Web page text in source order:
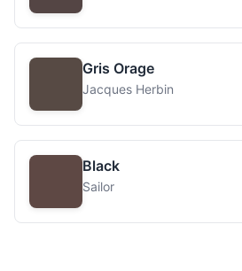
Gris Orage
Jacques Herbin
Black
Sailor